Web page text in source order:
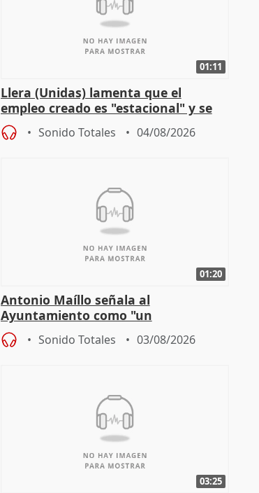
01:11
Llera (Unidas) lamenta que el
empleo creado es "estacional" y se
"esfumará" al acabar el verano
Sonido Totales 04/08/2026
01:20
Antonio Maíllo señala al
Ayuntamiento como "un
especulador más" sobre viviendas de
Jiménez Becerril
Sonido Totales 03/08/2026
03:25